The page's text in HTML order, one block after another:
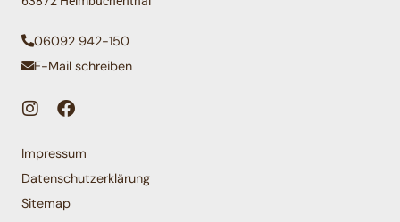
06092 942-150
E-Mail schreiben
Impressum
Datenschutzerklärung
Sitemap